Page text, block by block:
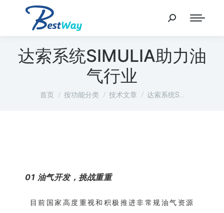
达索系统SIMULIA助力油
气行业
您在这里：
首页 按功能分类 技术文章 达索系统S…
01 油气开发，挑战重重
目前国家高度重视和积极推进非常规油气资源